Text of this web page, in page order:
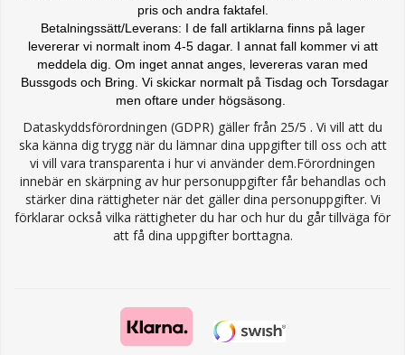
pris och andra faktafel.
Betalningssätt/Leverans: I de fall artiklarna finns på lager
levererar vi normalt inom 4-5 dagar. I annat fall kommer vi att
meddela dig. Om inget annat anges, levereras varan med
Bussgods och Bring. Vi skickar normalt på Tisdag och Torsdagar
men oftare under högsäsong.
Dataskyddsförordningen (GDPR) gäller från 25/5 . Vi vill att du
ska känna dig trygg när du lämnar dina uppgifter till oss och att
vi vill vara transparenta i hur vi använder dem.Förordningen
innebär en skärpning av hur personuppgifter får behandlas och
stärker dina rättigheter när det gäller dina personuppgifter. Vi
förklarar också vilka rättigheter du har och hur du går tillväga för
att få dina uppgifter borttagna.